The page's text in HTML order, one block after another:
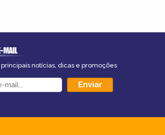
MAIL
notícias, dicas e promoções